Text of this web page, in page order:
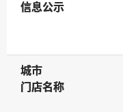
信息公示
信息公示
城市
城市
门店名称
门店名称